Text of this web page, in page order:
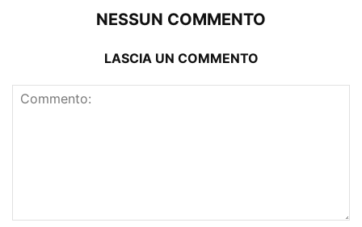
NESSUN COMMENTO
LASCIA UN COMMENTO